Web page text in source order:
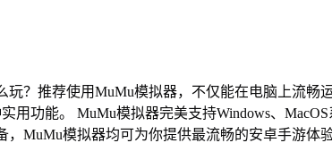
玩？推荐使用MuMu模拟器，不仅能在电脑上流畅
用功能。 MuMu模拟器完美支持Windows、
，MuMu模拟器均可为你提供最流畅的安卓手游体验